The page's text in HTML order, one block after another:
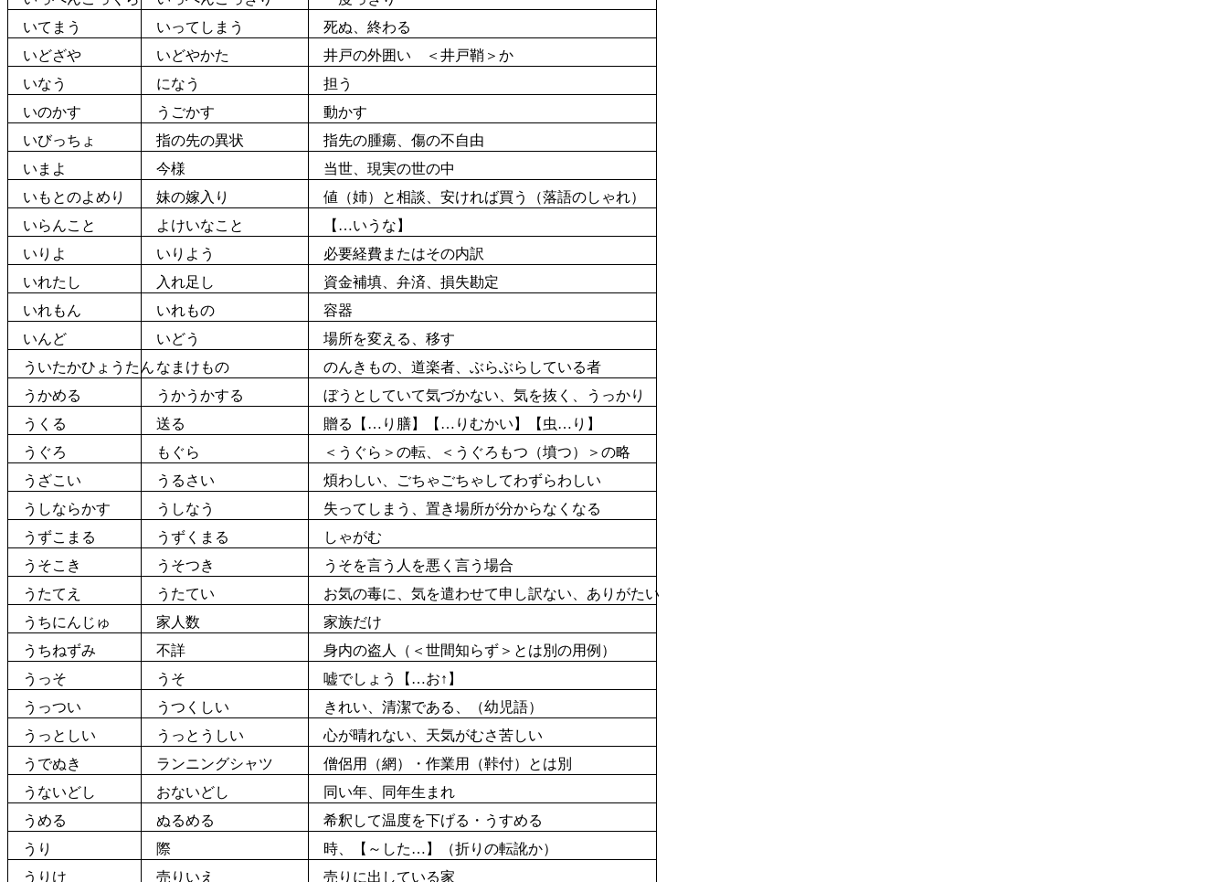
いてまう いってしまう 死ぬ、 終わる
いどざや いどやかた 井戸の外囲 い ＜ 井戸鞘 ＞か
いなう になう 担う
いのかす うごかす 動かす
いびっちょ 指の先の異状 指先の腫瘍 傷の不自由
いまよ 今様 当世、 現実の世の中
いもとのよめり 妹の嫁入り 値（姉）と相談、安ければ買う（落語のしゃれ）
いらんこと よけいなこと 【…いうな】
いりよ いりよう 必要経費またはその内訳
いれたし 入れ足 し 資金補填 弁済 損失勘定
いれもん いれもの 容器
いんど いどう 場所を変える、移す
ういたかひょうたんなまけもの のんきもの、道楽者、ぶらぶらしている者
うかめる うかうかする ぼうとしていて気づかない、 気を抜 く、うっかり
うくる 送る 贈る【…り膳】【…りむかい】【 虫…り】
うぐろ もぐら ＜うぐら＞の転 、＜うぐろもつ（墳つ）＞の略
うざこい うるさい 煩わしい、ごちゃごちゃしてわずらわしい
うしならかす うしなう 失ってしまう、 置き場所が分からなくなる
うずこまる うずくまる しゃがむ
うそこき うそつき うそを言う人を悪く言う場合
うたてえ うたてい お気の毒に、気を遣わせて申 し訳ない、ありがたい
うちにんじゅ 家人数 家族だけ
うちねずみ 不詳 身内の盗人（＜世間知らず＞とは別の用例 ）
うっそ うそ 嘘でしょう【…お↑】
うっつい うつくしい きれい、 清潔である、（幼児語）
うっとしい うっとうしい 心が晴れない、天気がむさ苦しい
うでぬき ランニングシャツ 僧侶用（網）・作業用（鞐付）とは別
うないどし おないどし 同 い年 同年生 まれ
うめる ぬるめる 希釈して温度を下げる・うすめる
うり 際 時 、【～した…】（折りの転訛か）
うりけ 売りいえ 売 りに出 している家